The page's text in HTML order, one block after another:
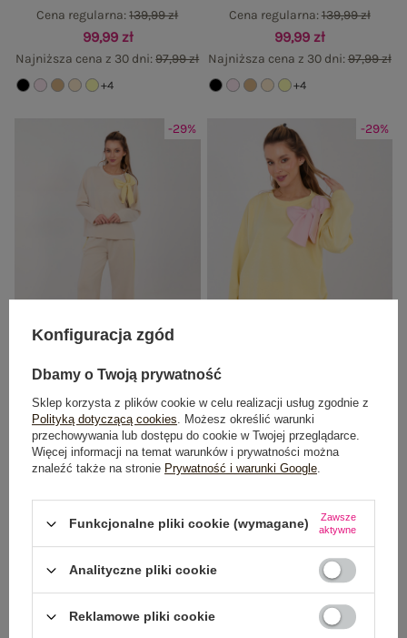
99,99 zł
Najniższa cena z 30 dni:97,99 zł
Cena regularna:139,99 zł
+4
99,99 zł
Najniższa cena z 30 dni:97,99 zł
Cena regularna:139,99 zł
+4
-29%
Jasnobeżowy komplet z kontrastową
kokardą RUE PARIS
99,99 zł
Najniższa cena z 30 dni:97,99 zł
Cena regularna:139,99 zł
-29%
Pastelowy żółty komplet z bluzą
oversize RUE PARIS
99,99 zł
Najniższa cena z 30 dni:
Cena regularna:
Konfiguracja zgód
Dbamy o Twoją prywatność
Sklep korzysta z plików cookie w celu realizacji usług zgodnie z
Polityką dotyczącą cookies. Możesz określić warunki
przechowywania lub dostępu do cookie w Twojej przeglądarce.
Więcej informacji na temat warunków i prywatności można
znaleźć także na stronie Prywatność i warunki Google.
Funkcjonalne pliki cookie (wymagane)
Zawsze
aktywne
Analityczne pliki cookie
Reklamowe pliki cookie